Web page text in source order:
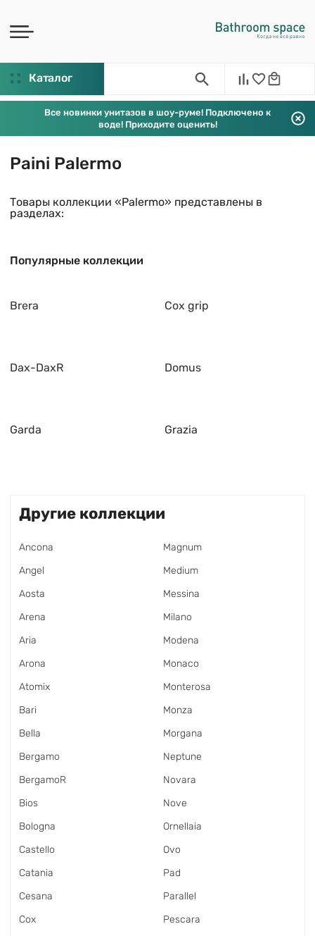
Каталог
Все новинки унитазов в шоу-руме! Подключено к
воде! Приходите оценить!
Paini Palermo
Товары коллекции «Palermo» представлены в
разделах:
Популярные коллекции
Brera Cox grip
Dax-DaxR Domus
Garda Grazia
Другие коллекции
Ancona
Angel
Aosta
Arena
Aria
Arona
Atomix
Bari
Bella
Bergamo
BergamoR
Bios
Bologna
Castello
Catania
Cesana
Cox
Magnum
Medium
Messina
Milano
Modena
Monaco
Monterosa
Monza
Morgana
Neptune
Novara
Nove
Ornellaia
Ovo
Pad
Parallel
Pescara